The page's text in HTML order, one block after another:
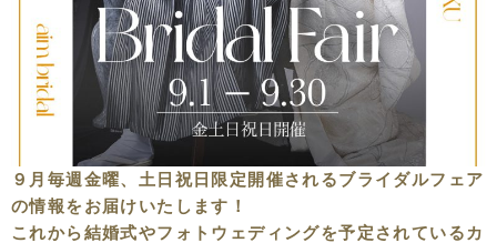
９月毎週金曜、土日祝日限定開催されるブライダルフェア
の情報をお届けいたします！
これから結婚式やフォトウェディングを予定されているカ